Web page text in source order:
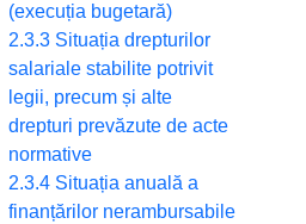
(execuția bugetară)
2.3.3 Situația drepturilor
salariale stabilite potrivit
legii, precum și alte
drepturi prevăzute de acte
normative
2.3.4 Situația anuală a
finanțărilor nerambursabile